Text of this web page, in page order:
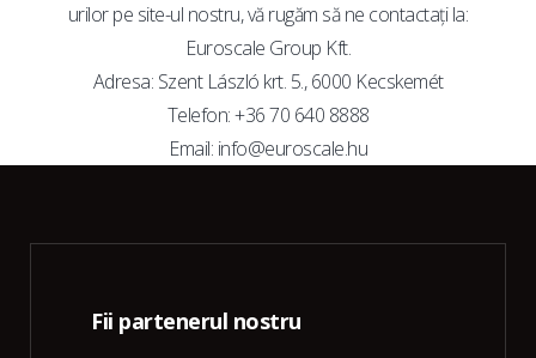
urilor pe site-ul nostru, vă rugăm să ne contactați la:
Euroscale Group Kft.
Adresa: Szent László krt. 5., 6000 Kecskemét
Telefon: +36 70 640 8888
Email: info@euroscale.hu
Fii partenerul nostru